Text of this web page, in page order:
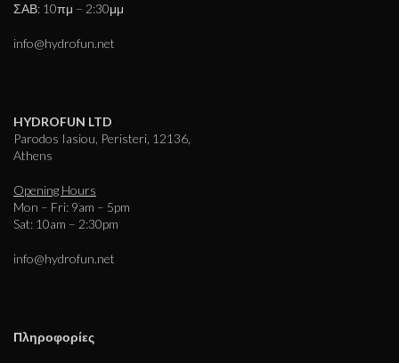
ΣΑΒ: 10πμ – 2:30μμ
info@hydrofun.net
HYDROFUN LTD
Parodos Iasiou, Peristeri, 12136,
Athens
Opening Hours
Mon – Fri: 9am – 5pm
Sat: 10am – 2:30pm
info@hydrofun.net
Πληροφορίες